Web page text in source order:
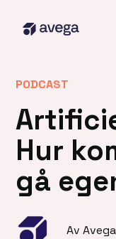
PODCAST
Hur
gå
Av Avega